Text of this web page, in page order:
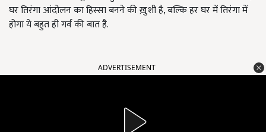
घर तिरंगा आंदोलन का हिस्सा बनने की ख़ुशी है, बल्कि हर घर में तिरंगा में
होगा ये बहुत ही गर्व की बात है.
ADVERTISEMENT